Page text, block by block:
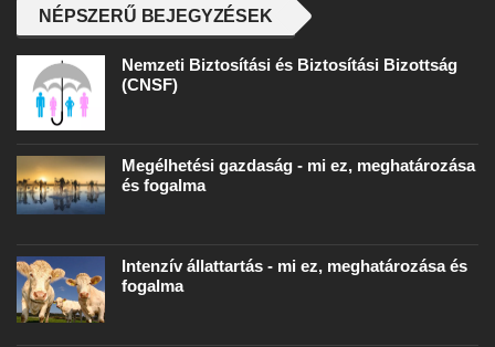
NÉPSZERŰ BEJEGYZÉSEK
Nemzeti Biztosítási és Biztosítási Bizottság
(CNSF)
Megélhetési gazdaság - mi ez, meghatározása
és fogalma
Intenzív állattartás - mi ez, meghatározása és
fogalma